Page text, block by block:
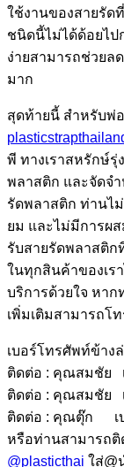
ใช้งานของสายรัด
ชนิดนี้ไม่ได้ด้อยไ
ง่ายสามารถช่วยล
มาก
สุดท้ายนี้ สำหรับพ่
พี ทางเราสหรักษ์รุ่
พลาสติก และจัดจ
รัดพลาสติก ท่านไม่
ยม และไม่มีการผ
รับสายรัดพลาสติก
ในทุกสินค้าของเร
บริการด้วยใจ หา
เพิ่มเติมสามารถโท
เบอร์โทรศัพท์ข้าง
ติดต่อ : คุณสมชัย เ
ติดต่อ : คุณสมชัย เ
ติดต่อ : คุณตุ๊ก เบ
หรือท่านสามารถติ
@plasticthai ใส่@